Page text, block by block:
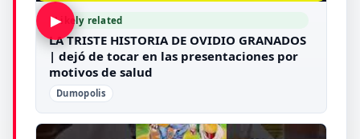
▶Likely related
LA TRISTE HISTORIA DE OVIDIO GRANADOS
| dejó de tocar en las presentaciones por
motivos de salud
Dumopolis